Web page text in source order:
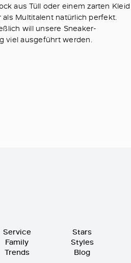
aus Tüll oder einem zarten Kleid
als Multitalent natürlich perfekt.
will unsere Sneaker-
viel ausgeführt werden.
Service
Family
Trends
Stars
Styles
Blog